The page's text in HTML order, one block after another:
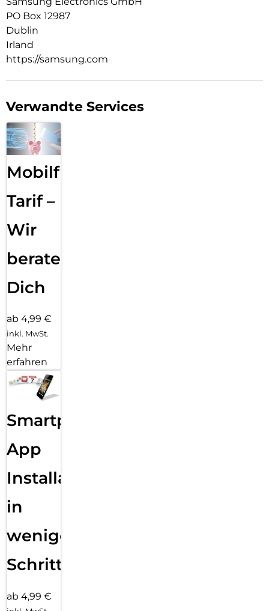
PO Box 12987
Dublin
Irland
https://samsung.com
Verwandte Services
Mobilfunk
Tarif –
Wir
beraten
Dich
ab 4,99 €
inkl. MwSt.
Mehr
erfahren
Smartphone
App
Installation
in
wenigen
Schritten
ab 4,99 €